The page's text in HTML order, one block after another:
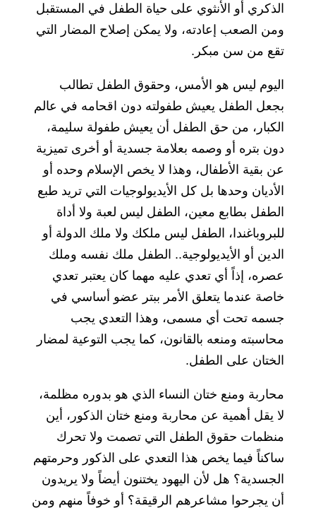
الذكري أو الأنثوي على حياة الطفل في المستقبل
ومن الصعب إعادته، ولا يمكن إصلاح المضار التي
تقع من سن مبكر.
اليوم ليس هو الأمس، وحقوق الطفل تطالب
بجعل الطفل يعيش طفولته دون اقحامه في عالم
الكبار، من حق الطفل أن يعيش طفولة سليمة،
دون بتره أو وصمه بعلامة جسدية أو أخرى تميزية
عن بقية الأطفال، وهذا لا يخص الإسلام وحده أو
الأديان وحدها بل كل الأيديولوجيات التي تريد طبع
الطفل بطابع معين، الطفل ليس لعبة ولا أداة
للبروباغندا، الطفل ليس ملكك ولا ملك الدولة أو
الدين أو الأيديولوجية.. الطفل ملك نفسه وملك
عصره، إذاً أي تعدي عليه مهما كان يعتبر تعدي
خاصة عندما يتعلق الأمر ببتر عضو أساسي في
جسمه تحت أي مسمى، وهذا التعدي يجب
محاسبته ومنعه بالقانون، كما يجب التوعية لمضار
الختان على الطفل.
محاربة ومنع ختان النساء الذي هو بدوره مظلمة،
لا يقل أهمية عن محاربة ومنع ختان الذكور، أين
منظمات حقوق الطفل التي تصمت ولا تحرك
ساكناً فيما يخص هذا التعدي على الذكور وحرمتهم
الجسدية؟ هل لأن اليهود يختنون أيضاً ولا يريدون
أن يجرحوا مشاعرهم الرقيقة؟ أو خوفاً منهم ومن